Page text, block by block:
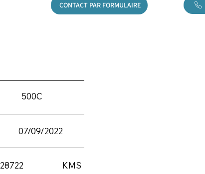
500C
07/09/2022
KMS
28722
CONTACT PAR FORMULAIRE